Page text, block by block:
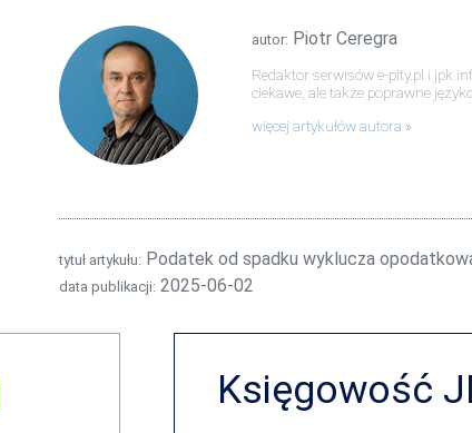
autor: Piotr Ceregra
Redaktor serwisów e-pity.pl i
ciekawe, ale także poprawne
więcej artykułów autora
tytuł artykułu: Podatek od spadku wyklucza
data publikacji: 2025-06-02
Księgowość